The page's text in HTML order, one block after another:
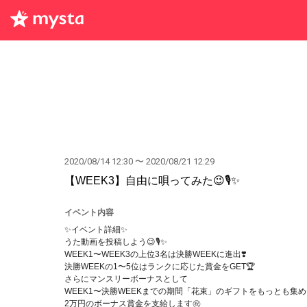
2020/08/14 12:30 〜 2020/08/21 12:29
【WEEK3】自由に唄ってみた😉🎙✨
イベント内容
✨イベント詳細✨
うた動画を投稿しよう😉🎙✨
WEEK1〜WEEK3の上位3名は決勝WEEKに進出❣️
決勝WEEKの1〜5位はランクに応じた賞金をGET🏆
さらにマンスリーボーナスとして
WEEK1〜決勝WEEKまでの期間「花束」のギフトをもっとも集
2万円のボーナス賞金を支給します㊗️